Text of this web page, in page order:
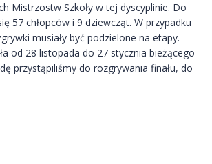
Mistrzostw Szkoły w tej dyscyplinie. Do
57 chłopców i 9 dziewcząt. W przypadku
musiały być podzielone na etapy.
od 28 listopada do 27 stycznia bieżącego
przystąpiliśmy do rozgrywania finału, do